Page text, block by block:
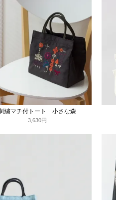
繍マチ付トート 小さな森
3,630円